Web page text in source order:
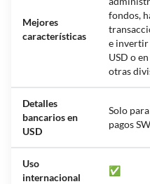
Mejores
características
fondos,
e invertir
USD o en
otras
Detalles
bancarios en
USD
Solo para
pagos
Uso
internacional
✅